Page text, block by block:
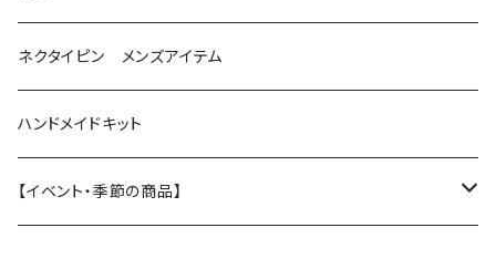
眼鏡ストラップ
目印チャーム
ネクタイピン メンズアイテム
ハンドメイドキット
【イベント・季節の商品】